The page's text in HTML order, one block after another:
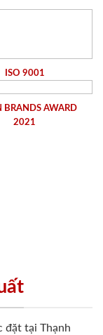
ISO 9001
BRANDS AWARD
2021
đặt tại Thạnh